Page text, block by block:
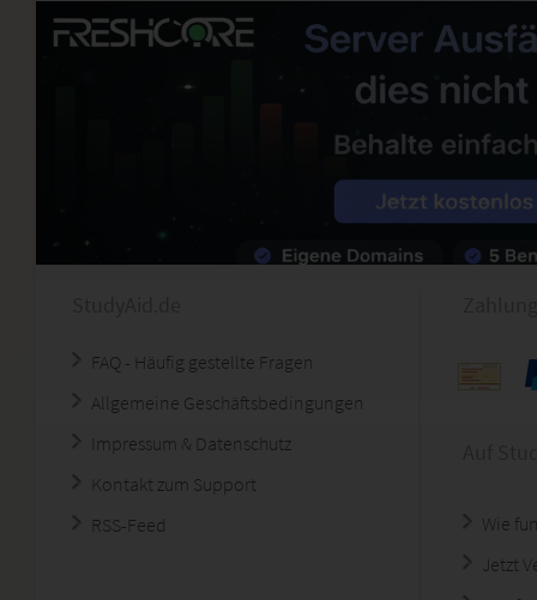
FAQ - Häufig gestellte Fragen
Allgemeine Geschäftsbedingungen
Impressum & Datenschutz
Kontakt zum Support
RSS-Feed
Wie
Jetzt